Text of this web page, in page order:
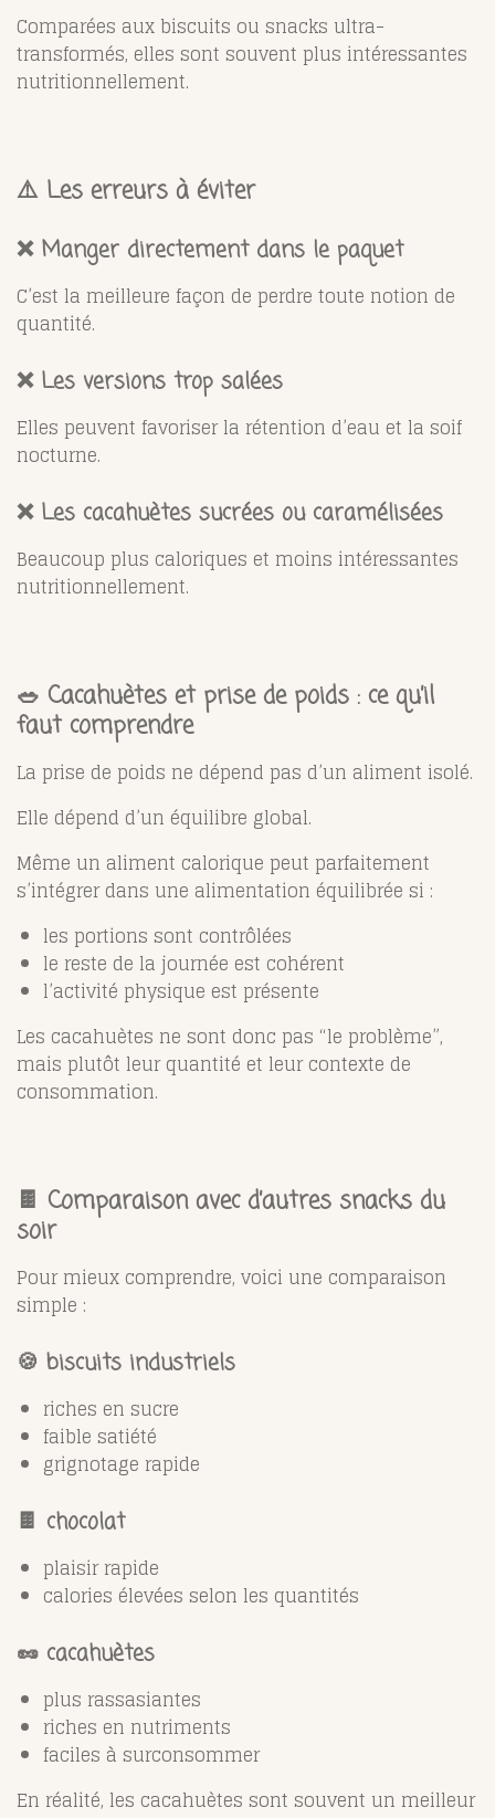
Comparées aux biscuits ou snacks ultra-
transformés, elles sont souvent plus intéressantes
nutritionnellement.
⚠️ Les erreurs à éviter
❌ Manger directement dans le paquet
C’est la meilleure façon de perdre toute notion de
quantité.
❌ Les versions trop salées
Elles peuvent favoriser la rétention d’eau et la soif
nocturne.
❌ Les cacahuètes sucrées ou caramélisées
Beaucoup plus caloriques et moins intéressantes
nutritionnellement.
🥗 Cacahuètes et prise de poids : ce qu’il
faut comprendre
La prise de poids ne dépend pas d’un aliment isolé.
Elle dépend d’un équilibre global.
Même un aliment calorique peut parfaitement
s’intégrer dans une alimentation équilibrée si :
les portions sont contrôlées
le reste de la journée est cohérent
l’activité physique est présente
Les cacahuètes ne sont donc pas “le problème”,
mais plutôt leur quantité et leur contexte de
consommation.
🍫 Comparaison avec d’autres snacks du
soir
Pour mieux comprendre, voici une comparaison
simple :
🍪 biscuits industriels
riches en sucre
faible satiété
grignotage rapide
🍫 chocolat
plaisir rapide
calories élevées selon les quantités
🥜 cacahuètes
plus rassasiantes
riches en nutriments
faciles à surconsommer
En réalité, les cacahuètes sont souvent un meilleur